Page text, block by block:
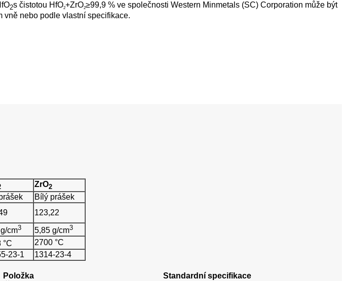
2s čistotou HfO2+ZrO2≥99,9 % ve společnosti Western Minmetals (SC) Corporation může být
vně nebo podle vlastní specifikace.
ZrO2
Bílý prášek
123,22
cm3 5,85 g/cm3
°C
2700 °C
23-1 1314-23-4
Položka
Standardní specifikace